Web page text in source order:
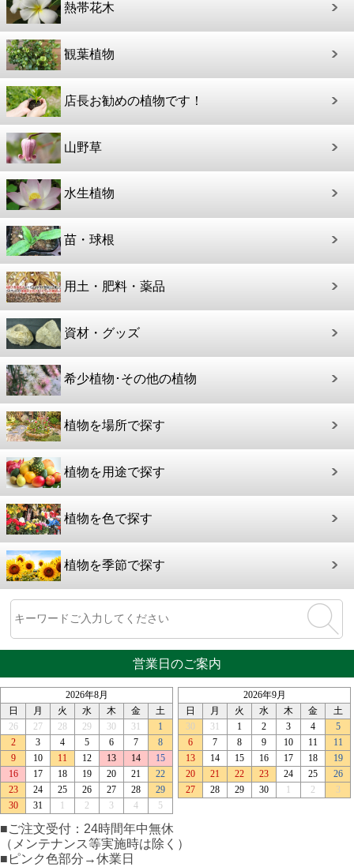
熱帯花木
観葉植物
店長お勧めの植物です！
山野草
水生植物
苗・球根
用土・肥料・薬品
資材・グッズ
希少植物･その他の植物
植物を場所で探す
植物を用途で探す
植物を色で探す
植物を季節で探す
営業日のご案内
■ご注文受付：24時間年中無休
（メンテナンス等実施時は除く）
■ピンク色部分→休業日